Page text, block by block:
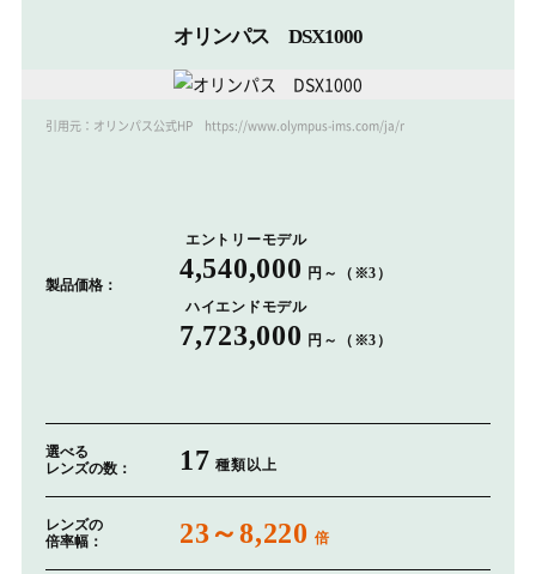
オリンパス DSX1000
引用元：オリンパス公式HP https://www.olympus-ims.com/ja/microscope/dsx1000/
製品価格：
エントリーモデル
4,540,000 円～（※3）
ハイエンドモデル
7,723,000 円～（※3）
選べる
レンズの数：
17 種類以上
レンズの
倍率幅：
23～8,220 倍